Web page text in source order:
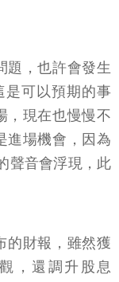
題，也許會發生
是可以預期的事
，現在也慢慢不
進場機會，因為
聲音會浮現，此
的財報，雖然獲
，還調升股息